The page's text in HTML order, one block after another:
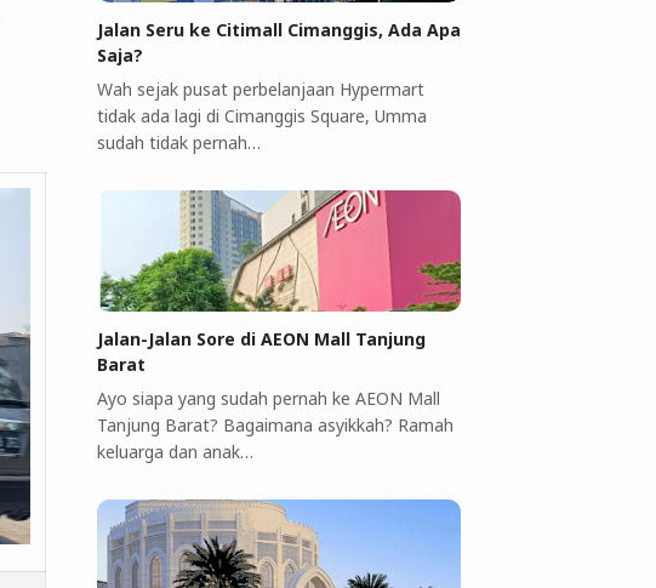
Jalan Seru ke Citimall Cimanggis, Ada Apa
Saja?
Wah sejak pusat perbelanjaan Hypermart
tidak ada lagi di Cimanggis Square, Umma
sudah tidak pernah…
Jalan-Jalan Sore di AEON Mall Tanjung
Barat
Ayo siapa yang sudah pernah ke AEON Mall
Tanjung Barat? Bagaimana asyikkah? Ramah
keluarga dan anak…